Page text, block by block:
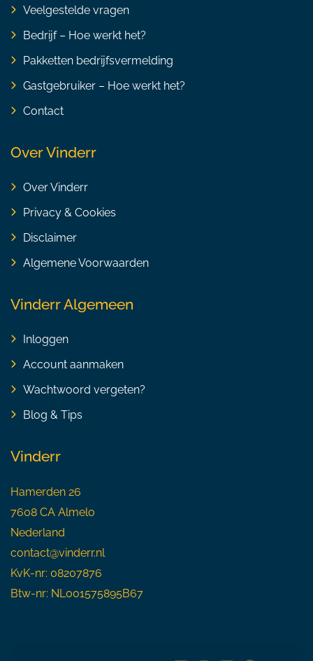
Veelgestelde vragen
Bedrijf – Hoe werkt het?
Pakketten bedrijfsvermelding
Gastgebruiker – Hoe werkt het?
Contact
Over Vinderr
Over Vinderr
Privacy & Cookies
Disclaimer
Algemene Voorwaarden
Vinderr Algemeen
Inloggen
Account aanmaken
Wachtwoord vergeten?
Blog & Tips
Vinderr
Hamerden 26
7608 CA Almelo
Nederland
contact@vinderr.nl
KvK-nr: 08207876
Btw-nr: NL001575895B67